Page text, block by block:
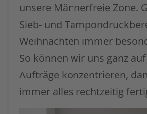
unsere Männerfreie Zone.
Sieb- und
Weihnachten immer
So können wir uns ganz
Aufträge konzentrieren,
immer alles rechtzeitig